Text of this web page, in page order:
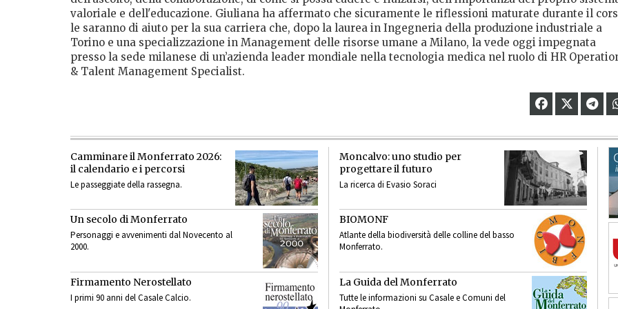
valoriale e dell'educazione. Giuliana ha affermato che sicuramente le riflessioni maturate durante il
le saranno di aiuto per la sua carriera che, dopo la laurea in Ingegneria della produzione industriale a
Torino e una specializzazione in Management delle risorse umane a Milano, la vede oggi impegnata
presso la sede milanese di un’azienda leader mondiale nella tecnologia medica nel ruolo di HR
& Talent Management Specialist.
Camminare il Monferrato 2026:
il calendario e i percorsi
Le passeggiate della rassegna.
Un secolo di Monferrato
Personaggi e avvenimenti dal Novecento al
2000.
Firmamento Nerostellato
I primi 90 anni del Casale Calcio.
Moncalvo: uno studio per
progettare il futuro
La ricerca di Evasio Soraci
BIOMONF
Atlante della biodiversità delle colline del basso
Monferrato.
La Guida del Monferrato
Tutte le informazioni su Casale e Comuni del